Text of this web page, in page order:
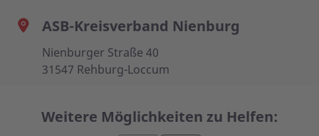
ASB-Kreisverband Nienburg
Nienburger Straße 40
31547 Rehburg-Loccum
Weitere Möglichkeiten zu Helfen: